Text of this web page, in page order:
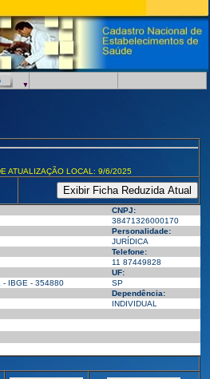
ATUALIZAÇÃO LOCAL: 9/6/2025
CNPJ:
38471326000170
Personalidade:
JURÍDICA
Telefone:
11 87449828
UF:
- IBGE - 354880
SP
Dependência:
INDIVIDUAL